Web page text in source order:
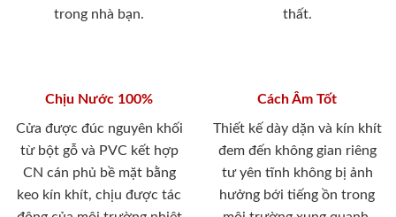
trong nhà bạn.
thất.
Chịu Nước 100%
Cửa được đúc nguyên khối
từ bột gỗ và PVC kết hợp
CN cán phủ bề mặt bằng
keo kín khít, chịu được tác
Cách Âm Tốt
Thiết kế dày dặn và kín khít
đem đến không gian riêng
tư yên tĩnh không bị ảnh
hưởng bới tiếng ồn trong